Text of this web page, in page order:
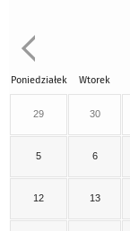
Poniedziałek Wtorek
29 30
5 6
12 13